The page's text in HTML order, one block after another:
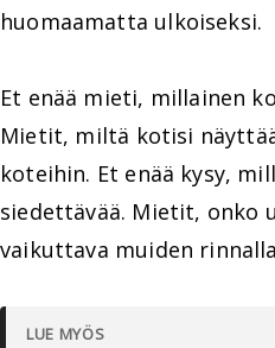
huomaamatta ulkoiseksi.
Et enää mieti, millainen
Mietit, miltä kotisi
koteihin. Et enää kysy,
siedettävää. Mietit, onko
vaikuttava muiden
LUE MYÖS